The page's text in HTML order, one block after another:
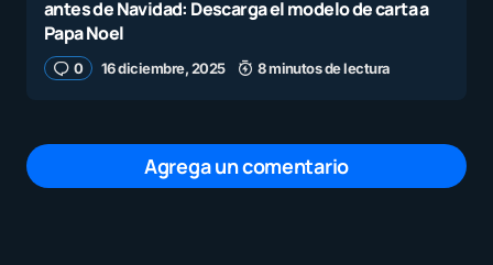
antes de Navidad: Descarga el modelo de carta a
Papa Noel
0 16 diciembre, 2025 8 minutos de lectura
Agrega un comentario